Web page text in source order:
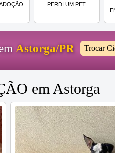
PERDI UM PET
Astorga/PR Trocar
em Astorga